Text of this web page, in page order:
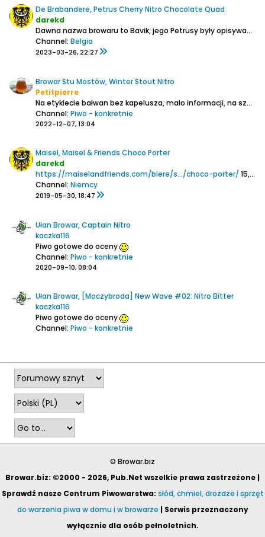
De Brabandere, Petrus Cherry Nitro Chocolate Quad
darekd
Dawna nazwa browaru to Bavik, jego Petrusy były opisywane, w swoim czasie były dostępne w atrakcyjnej cenie w Lidlu.
Channel: Belgia
2023-03-26, 22:27
Browar Stu Mostów, Winter Stout Nitro
Petitpierre
Na etykiecie bałwan bez kapelusza, mało informacji, na szczęście w ramach 4+2.
Channel: Piwo - konkretnie
2022-12-07, 13:04
Maisel, Maisel & Friends Choco Porter
darekd
https://maiselandfriends.com/biere/s.../choco-porter/ 15,2% ekstr.
Channel: Niemcy
2019-05-30, 18:47
Ułan Browar, Captain Nitro
kaczka116
Piwo gotowe do oceny
Channel: Piwo - konkretnie
2020-09-10, 08:04
Ułan Browar, [Moczybroda] New Wave #02: Nitro Bitter
kaczka116
Piwo gotowe do oceny
Channel: Piwo - konkretnie
© Browar.biz
Browar.biz: ©2000 - 2026, Pub.Net wszelkie prawa zastrzeżone |
Sprawdź nasze Centrum Piwowarstwa: słód, chmiel, drożdże i sprzęt
do warzenia piwa w domu i w browarze | Serwis przeznaczony
wyłącznie dla osób pełnoletnich.